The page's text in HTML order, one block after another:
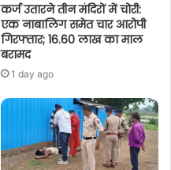
कर्ज उतारने तीन मंदिरों में चोरी:
एक नाबालिग समेत चार आरोपी
गिरफ्तार; 16.60 लाख का माल
बरामद
1 day ago